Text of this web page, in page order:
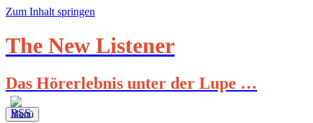
Zum Inhalt springen
The New Listener
Das Hörerlebnis unter der Lupe …
Menü